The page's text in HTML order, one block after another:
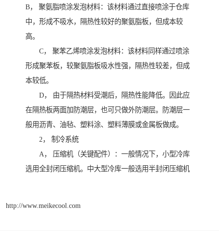
B， 聚氨脂喷涂发泡材料：该材料通过直接喷涂于仓库
中，形成不吸水，隔热性较好的聚氨脂板，但成本较
高。
C， 聚苯乙烯喷涂发泡材料：该材料同样通过喷涂
形成聚苯板，较聚氨脂板吸水性强，隔热性较差，但成
本较低。
D， 由于隔热材料受潮后，隔热性能降低。因此应
在隔热板两面加防潮层，也可只做外防潮层。防潮层一
般用沥青、油毡、塑料涂、塑料薄膜或金属板做成。
2， 制冷系统
A， 压缩机（关键配件）：一般情况下，小型冷库
选用全封闭压缩机。中大型冷库一般选用半封闭压缩机
http://www.meikecool.com